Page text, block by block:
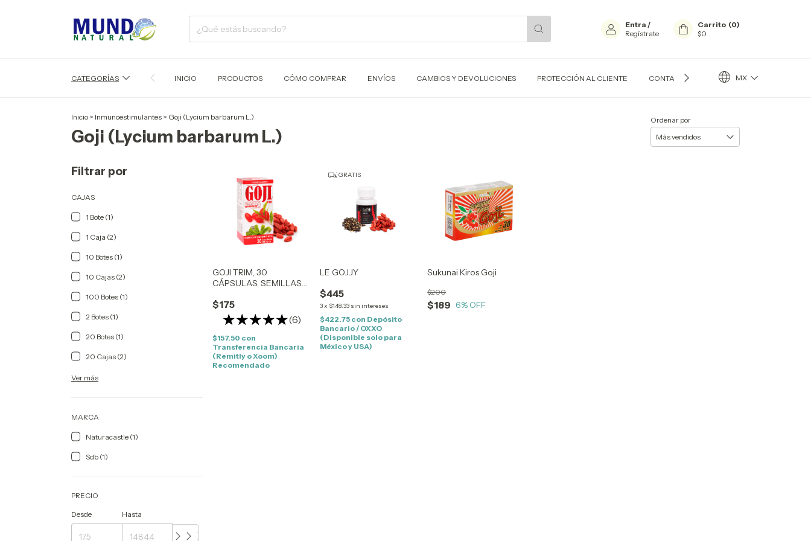
Entra /
Regístrate
Carrito (0)
$0
CATEGORÍAS INICIO PRODUCTOS CÓMO COMPRAR ENVÍOS CAMBIOS Y DEVOLUCIONES PROTECCIÓN AL CLIENTE CONTACTO BLOG MX
Inicio > Inmunoestimulantes > Goji (Lycium barbarum L.)
Goji (Lycium barbarum L.)
Ordenar por
Filtrar por
CAJAS
1 Bote (1)
1 Caja (2)
10 Botes (1)
10 Cajas (2)
100 Botes (1)
2 Botes (1)
20 Botes (1)
20 Cajas (2)
Ver más
MARCA
Naturacastle (1)
Sdb (1)
PRECIO
Desde Hasta
GOJI TRIM, 30
CÁPSULAS, SEMILLAS
$175
(6)
$157.50 con
Transferencia Bancaria
(Remitly o Xoom)
Recomendado
GRATIS
LE GOJJY
$445
3x $148.33 sin intereses
$422.75 con Depósito
Bancario / OXXO
(Disponible solo para
México y USA)
Sukunai Kiros Goji
$189
$200
6% OFF